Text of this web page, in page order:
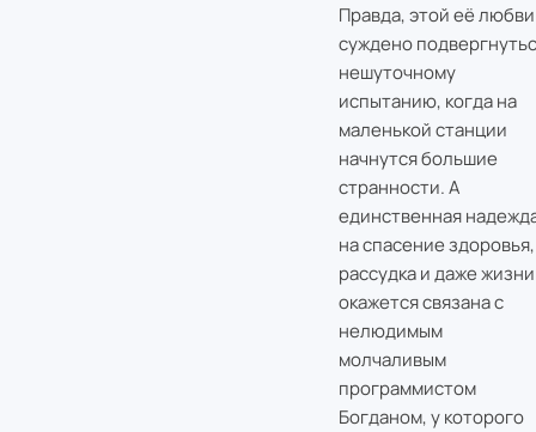
Правда, этой её любви
суждено
нешуточному
испытанию, когда на
маленькой станции
начнутся большие
странности. А
единственная
на спасение здоровья,
рассудка и даже жизни
окажется связана с
нелюдимым
молчаливым
программистом
Богданом, у которого